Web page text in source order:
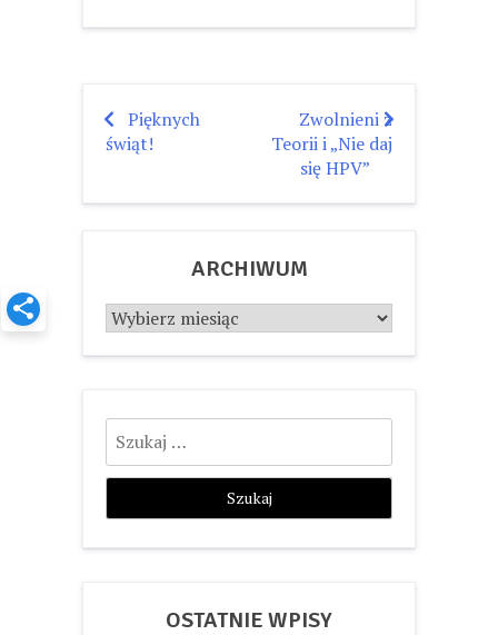
Nawigacja
Pięknych
świąt!
Zwolnieni z
Teorii i „Nie daj
się HPV”
ARCHIWUM
Archiwum
Szukaj:
OSTATNIE WPISY